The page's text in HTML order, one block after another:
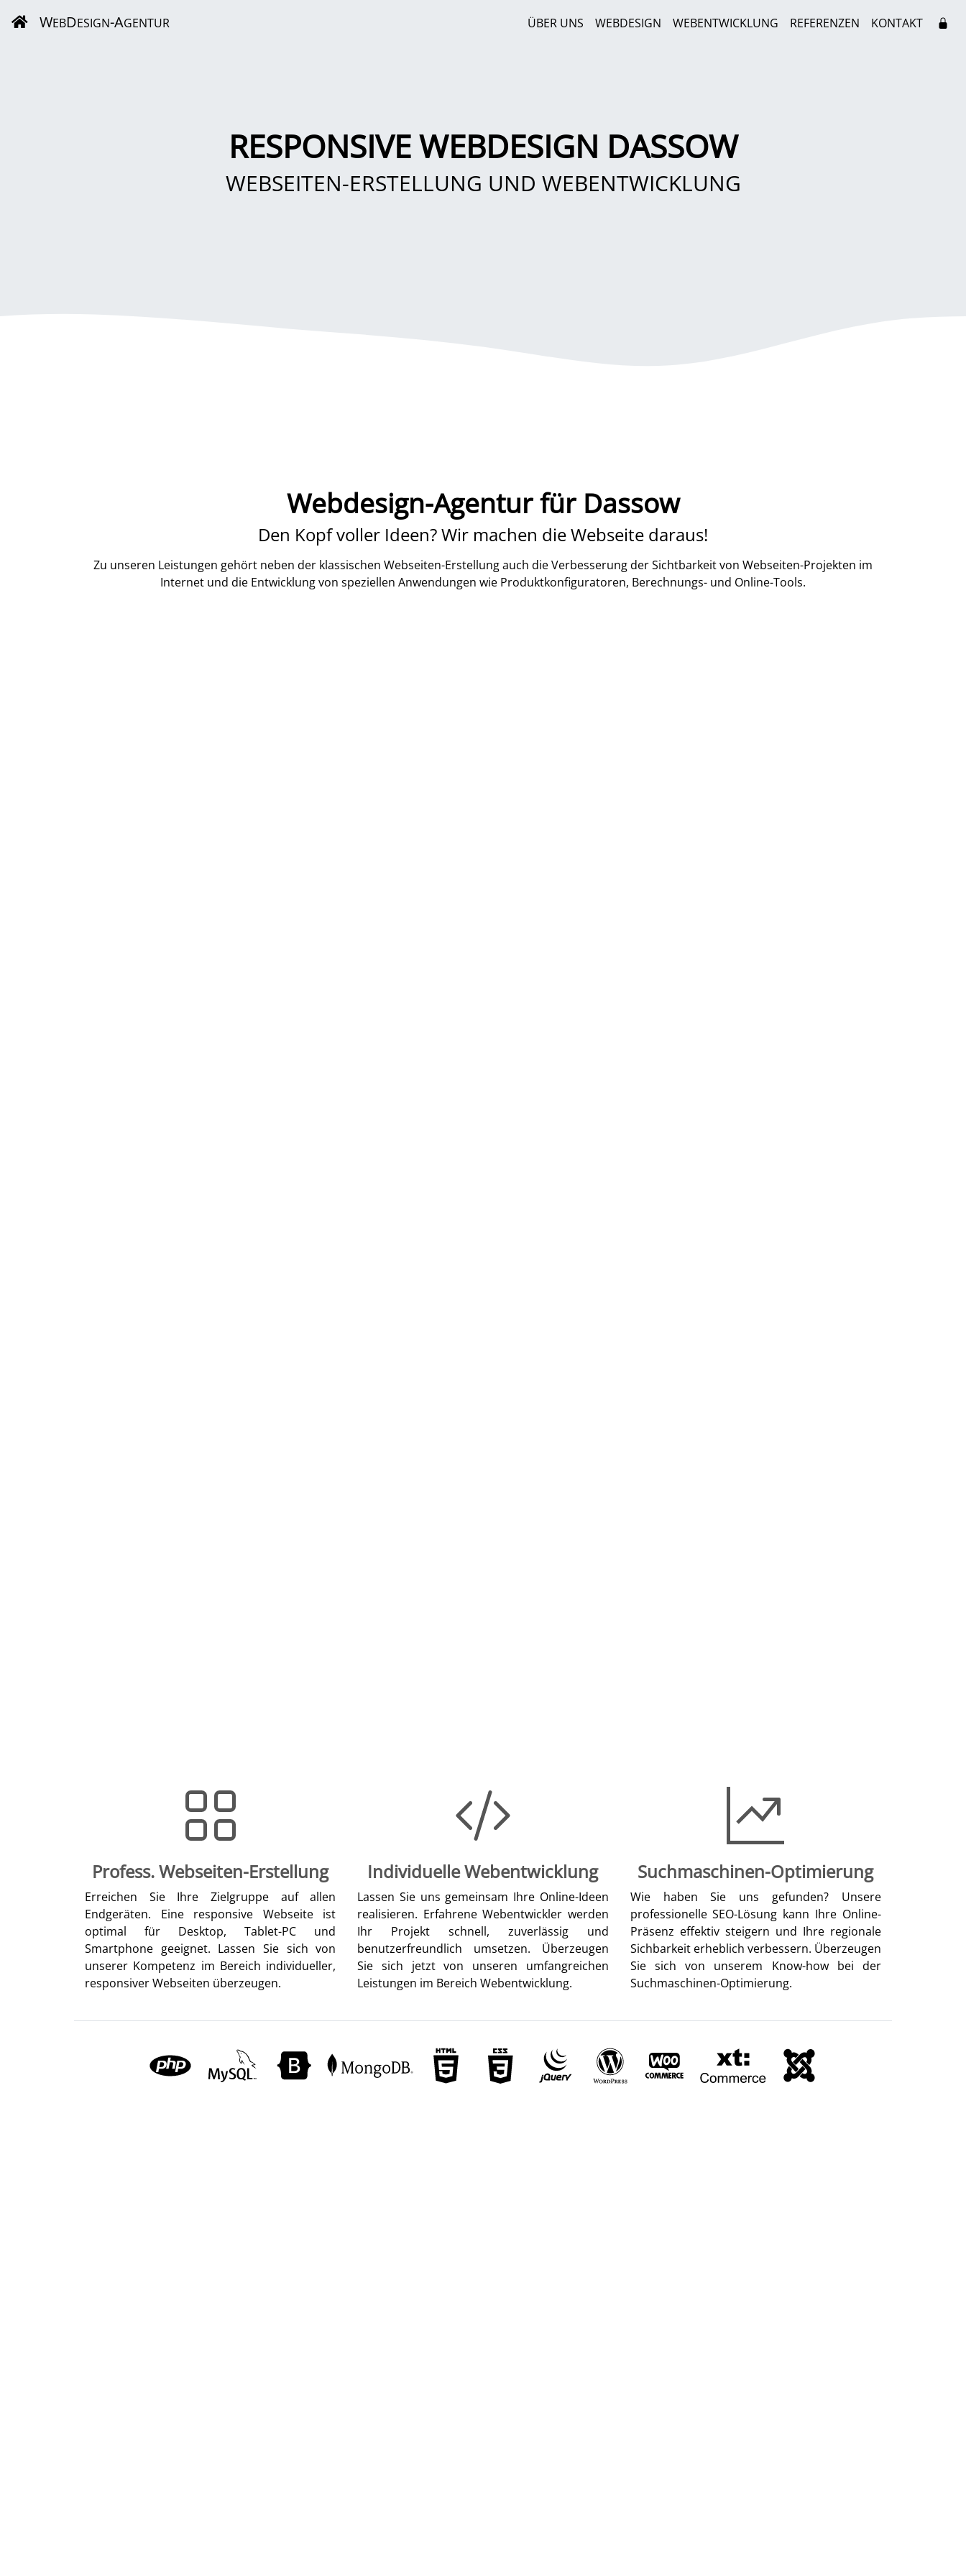
WEBDESIGN-AGENTUR ÜBER UNS WEBDESIGN WEBENTWICKLUNG REFERENZEN KONTAKT
RESPONSIVE WEBDESIGN DASSOW
WEBSEITEN-ERSTELLUNG UND WEBENTWICKLUNG
Webdesign-Agentur für Dassow
Den Kopf voller Ideen? Wir machen die Webseite daraus!
Zu unseren Leistungen gehört neben der klassischen Webseiten-Erstellung auch die Verbesserung der Sichtbarkeit von Webseiten-Projekten im
Internet und die Entwicklung von speziellen Anwendungen wie Produktkonfiguratoren, Berechnungs- und Online-Tools.
Profess. Webseiten-Erstellung
Erreichen Sie Ihre Zielgruppe auf allen
Endgeräten. Eine responsive Webseite ist
optimal für Desktop, Tablet-PC und
Smartphone geeignet. Lassen Sie sich von
unserer Kompetenz im Bereich individueller,
responsiver Webseiten überzeugen.
Individuelle Webentwicklung
Lassen Sie uns gemeinsam Ihre Online-Ideen
realisieren. Erfahrene Webentwickler werden
Ihr Projekt schnell, zuverlässig und
benutzerfreundlich umsetzen. Überzeugen
Sie sich jetzt von unseren umfangreichen
Leistungen im Bereich Webentwicklung.
Suchmaschinen-Optimierung
Wie haben Sie uns gefunden? Unsere
professionelle SEO-Lösung kann Ihre Online-
Präsenz effektiv steigern und Ihre regionale
Sichbarkeit erheblich verbessern. Überzeugen
Sie sich von unserem Know-how bei der
Suchmaschinen-Optimierung.